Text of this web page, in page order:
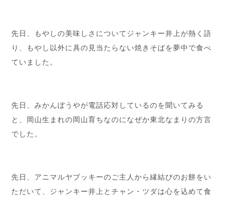
先日、もやしの美味しさについてジャンキー井上が熱く語
り、もやし以外に具の見当たらない焼きそばを夢中で食べ
ていました。
先日、みかんぼうやが電話応対しているのを聞いてみる
と、岡山生まれの岡山育ちなのになぜか東北なまりの方言
でした。
先日、アニマルヤブッキーのご主人から縁結びのお餅をい
ただいて、ジャンキー井上とチャン・ツダは心を込めて食